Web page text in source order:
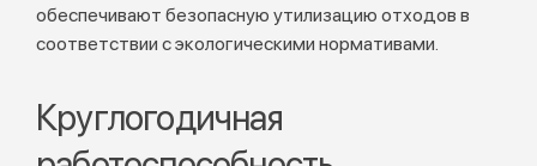
обеспечивают безопасную утилизацию отходов в
соответствии с экологическими нормативами.
Круглогодичная